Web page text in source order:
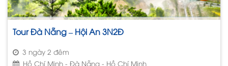
Tour Đà Nẵng – Hội An 3N2Đ
3 ngày 2 đêm
Hồ Chí Minh - Đà Nẵng - Hồ Chí Minh